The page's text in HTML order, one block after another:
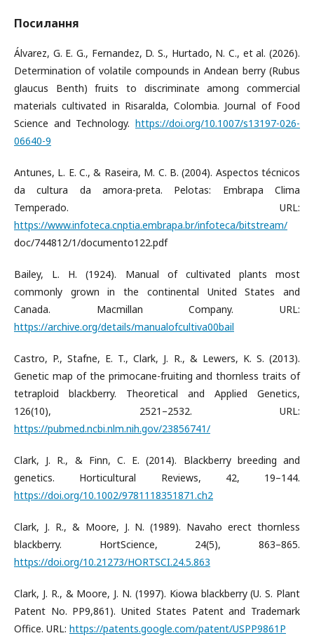
Посилання
Álvarez, G. E. G., Fernandez, D. S., Hurtado, N. C., et al. (2026).
Determination of volatile compounds in Andean berry (Rubus
glaucus Benth) fruits to discriminate among commercial
materials cultivated in Risaralda, Colombia. Journal of Food
Science and Technology. https://doi.org/10.1007/s13197-026-
06640-9
Antunes, L. E. C., & Raseira, M. C. B. (2004). Aspectos técnicos
da cultura da amora-preta. Pelotas: Embrapa Clima
Temperado. URL:
https://www.infoteca.cnptia.embrapa.br/infoteca/bitstream/
doc/744812/1/documento122.pdf
Bailey, L. H. (1924). Manual of cultivated plants most
commonly grown in the continental United States and
Canada. Macmillan Company. URL:
https://archive.org/details/manualofcultiva00bail
Castro, P., Stafne, E. T., Clark, J. R., & Lewers, K. S. (2013).
Genetic map of the primocane-fruiting and thornless traits of
tetraploid blackberry. Theoretical and Applied Genetics,
126(10), 2521–2532. URL:
https://pubmed.ncbi.nlm.nih.gov/23856741/
Clark, J. R., & Finn, C. E. (2014). Blackberry breeding and
genetics. Horticultural Reviews, 42, 19–144.
https://doi.org/10.1002/9781118351871.ch2
Clark, J. R., & Moore, J. N. (1989). Navaho erect thornless
blackberry. HortScience, 24(5), 863–865.
https://doi.org/10.21273/HORTSCI.24.5.863
Clark, J. R., & Moore, J. N. (1997). Kiowa blackberry (U. S. Plant
Patent No. PP9,861). United States Patent and Trademark
Office. URL: https://patents.google.com/patent/USPP9861P